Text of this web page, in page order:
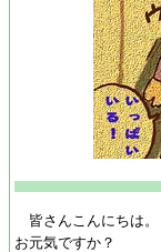
皆さんこんにちは。
お元気ですか？